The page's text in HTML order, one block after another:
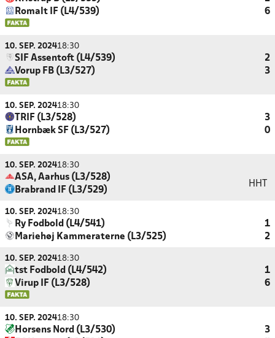
Romalt IF (L4/539)
6
10. SEP. 202418:30
SIF Assentoft (L4/539)
2
Vorup FB (L3/527)
3
10. SEP. 202418:30
TRIF (L3/528)
3
Hornbæk SF (L3/527)
0
10. SEP. 202418:30
ASA, Aarhus (L3/528)
Brabrand IF (L3/529)
HHT
10. SEP. 202418:30
Ry Fodbold (L4/541)
1
Mariehøj Kammeraterne (L3/525)
2
10. SEP. 202418:30
tst Fodbold (L4/542)
1
Virup IF (L3/528)
6
10. SEP. 202418:30
Horsens Nord (L3/530)
3